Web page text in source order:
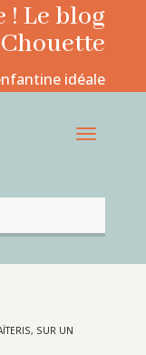
! Le blog
idéale
SUR UN